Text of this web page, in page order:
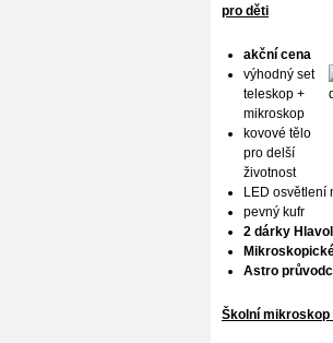
pro děti
akční cena
výhodný set
teleskop +
mikroskop
kovové tělo
pro delší
životnost
LED osvětlení
pevný kufr
2 dárky
Astro
Školní mikroskop